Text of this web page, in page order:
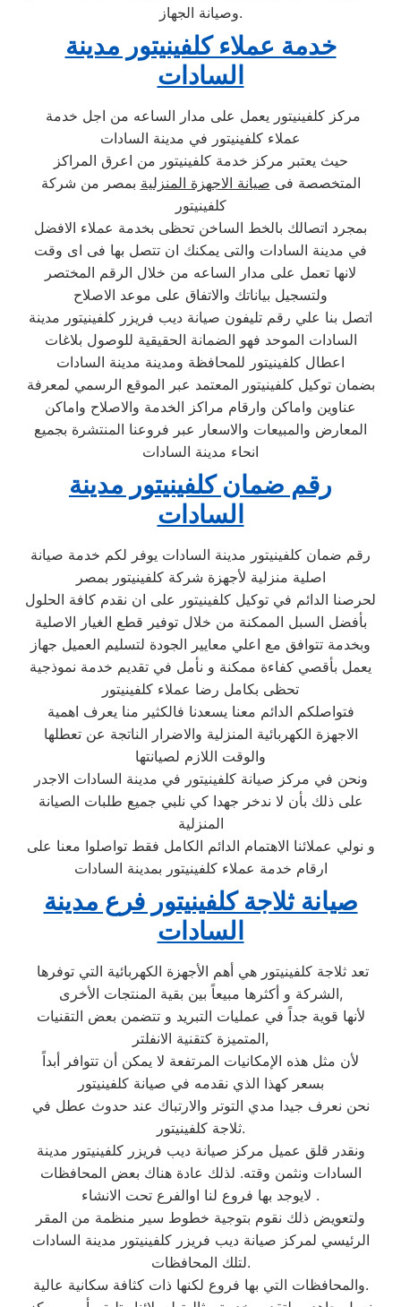
وصيانة الجهاز.
خدمة عملاء كلفينيتور مدينة
السادات
عملاء كلفينيتور في مدينة السادات
حيث يعتبر مركز خدمة كلفينيتور من اعرق المراكز
المتخصصة فى صيانة الاجهزة المنزلية بمصر من شركة
كلفينيتور
بمجرد اتصالك بالخط الساخن تحظى بخدمة عملاء الافضل
في مدينة السادات والتى يمكنك ان تتصل بها فى اى وقت
لانها تعمل على مدار الساعه من خلال الرقم المختصر
ولتسجيل بياناتك والاتفاق على موعد الاصلاح
اتصل بنا علي رقم تليفون صيانة ديب فريزر كلفينيتور مدينة
السادات الموحد فهو الضمانة الحقيقية للوصول بلاغات
اعطال كلفينيتور للمحافظة ومدينة مدينة السادات
بضمان توكيل كلفينيتور المعتمد عبر الموقع الرسمي لمعرفة
عناوين واماكن وارقام مراكز الخدمة والاصلاح واماكن
المعارض والمبيعات والاسعار عبر فروعنا المنتشرة بجميع
انحاء مدينة السادات
رقم ضمان كلفينيتور مدينة
السادات
رقم ضمان كلفينيتور مدينة السادات يوفر لكم خدمة صيانة
اصلية منزلية لأجهزة شركة كلفينيتور بمصر
لحرصنا الدائم في توكيل كلفينيتور على ان نقدم كافة الحلول
بأفضل السبل الممكنة من خلال توفير قطع الغيار الاصلية
وبخدمة تتوافق مع اعلي معايير الجودة لتسليم العميل جهاز
يعمل بأقصي كفاءة ممكنة و نأمل في تقديم خدمة نموذجية
تحظى بكامل رضا عملاء كلفينيتور
فتواصلكم الدائم معنا يسعدنا فالكثير منا يعرف اهمية
الاجهزة الكهربائية المنزلية والاضرار الناتجة عن تعطلها
والوقت اللازم لصيانتها
ونحن في مركز صيانة كلفينيتور في مدينة السادات الاجدر
على ذلك بأن لا ندخر جهدا كي نلبي جميع طلبات الصيانة
المنزلية
و نولي عملائنا الاهتمام الدائم الكامل فقط تواصلوا معنا على
ارقام خدمة عملاء كلفينيتور بمدينة السادات
صيانة ثلاجة كلفينيتور فرع مدينة
السادات
الشركة و أكثرها مبيعاً بين بقية المنتجات الأخرى,
لأنها قوية جداً في عمليات التبريد و تتضمن بعض التقنيات
المتميزة كتقنية الانفلتر,
لأن مثل هذه الإمكانيات المرتفعة لا يمكن أن تتوافر أبداً
بسعر كهذا الذي نقدمه في صيانة كلفينيتور
نحن نعرف جيدا مدي التوتر والارتباك عند حدوث عطل في
ثلاجة كلفينيتور.
ونقدر قلق عميل مركز صيانة ديب فريزر كلفينيتور مدينة
السادات ونثمن وقته. لذلك عادة هناك بعض المحافظات
لايوجد بها فروع لنا اوالفرع تحت الانشاء .
ولتعويض ذلك نقوم بتوجية خطوط سير منظمة من المقر
الرئيسي لمركز صيانة ديب فريزر كلفينيتور مدينة السادات
لتلك المحافظات.
والمحافظات التي بها فروع لكنها ذات كثافة سكانية عالية.